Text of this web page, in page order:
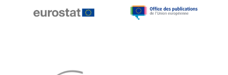
Katharien L.C. Hunt
Klaus-Heiner Lehne